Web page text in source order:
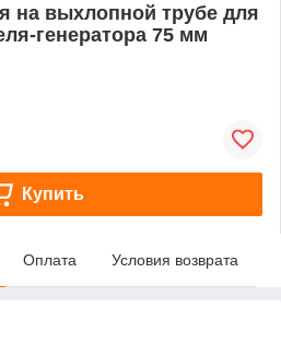
на выхлопной трубе для
генератора 75 мм
Купить
Оплата Условия возврата